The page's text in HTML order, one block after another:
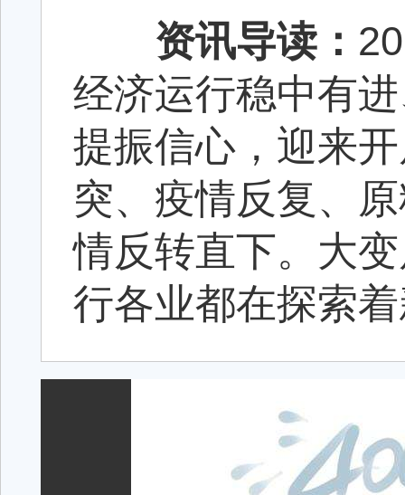
资讯导读：
经济运行稳中有
提振信心，迎来
突、疫情反复、
情反转直下。大
行各业都在探索